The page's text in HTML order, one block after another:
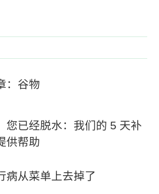
：谷物
您已经脱水：我们的 5 天补
供帮助
病从菜单上去掉了